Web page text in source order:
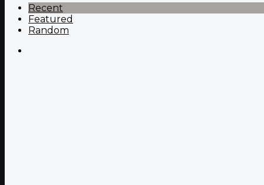
Recent
Featured
Random